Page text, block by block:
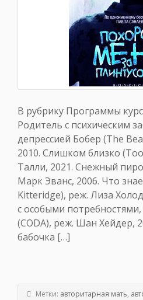
В рубрику Программы
Родитель с психическим
депрессией Бобер (The
2010. Слишком близко
Талли, 2021. Снежный
Марк Эванс, 2006. Что
Kitteridge), реж. Лиза
с особыми
(CODA), реж. Шан Хейдер,
бабочка […]
Метки: авторитарная мать,